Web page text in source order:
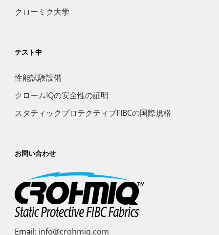
クローミク大学
テスト中
性能試験設備
クロームIQの安全性の証明
スタティックプロテクティブFIBCの国際規格
お問い合わせ
Email: info@crohmiq.com